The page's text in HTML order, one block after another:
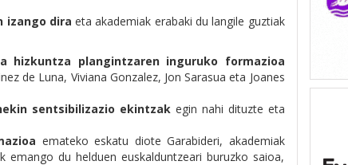
izango dira eta akademiak erabaki du langile guztiak
hizkuntza plangintzaren inguruko formazioa
de Luna, Viviana Gonzalez, Jon Sarasua eta Joanes
sentsibilizazio ekintzakegin nahi dituzte eta
emateko eskatu diote Garabideri, akademiak
du helduen euskalduntzeari buruzko saioa,